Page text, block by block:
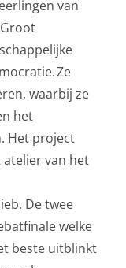
van
Ze
waarbij ze
het
Het project
van het
De twee
welke
beste uitblinkt
mogelijk die
ondersteunt,
mogelijk,
(apps),
bezoekduur.
aanbiedingen te
Die
de website
We maken